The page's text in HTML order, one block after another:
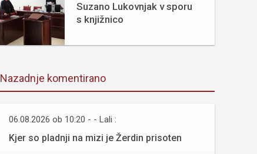
Suzano Lukovnjak v sporu
s knjižnico
Nazadnje komentirano
06.08.2026 ob 10:20 - - Lali :
Kjer so pladnji na mizi je Žerdin prisoten